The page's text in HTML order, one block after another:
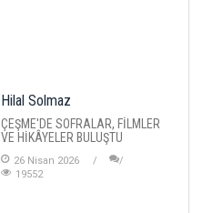
Hilal Solmaz
ÇEŞME'DE SOFRALAR, FİLMLER
VE HİKÂYELER BULUŞTU
26 Nisan 2026
19552